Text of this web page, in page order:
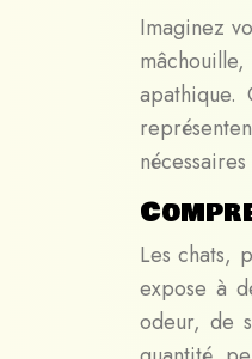
Imaginez
apathique.
Les chats,
expose à
odeur, de